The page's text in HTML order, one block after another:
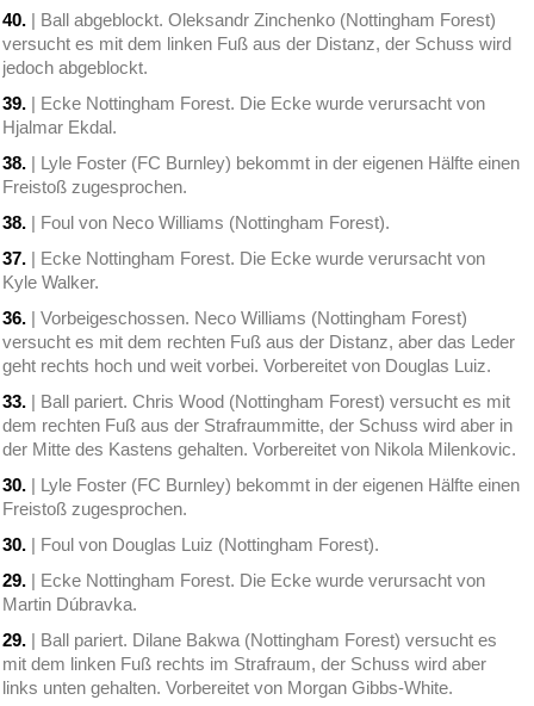
40. | Ball abgeblockt. Oleksandr Zinchenko (Nottingham Forest)
versucht es mit dem linken Fuß aus der Distanz, der Schuss wird
jedoch abgeblockt.
39. | Ecke Nottingham Forest. Die Ecke wurde verursacht von
Hjalmar Ekdal.
38. | Lyle Foster (FC Burnley) bekommt in der eigenen Hälfte einen
Freistoß zugesprochen.
38. | Foul von Neco Williams (Nottingham Forest).
37. | Ecke Nottingham Forest. Die Ecke wurde verursacht von
Kyle Walker.
36. | Vorbeigeschossen. Neco Williams (Nottingham Forest)
versucht es mit dem rechten Fuß aus der Distanz, aber das Leder
geht rechts hoch und weit vorbei. Vorbereitet von Douglas Luiz.
33. | Ball pariert. Chris Wood (Nottingham Forest) versucht es mit
dem rechten Fuß aus der Strafraummitte, der Schuss wird aber in
der Mitte des Kastens gehalten. Vorbereitet von Nikola Milenkovic.
30. | Lyle Foster (FC Burnley) bekommt in der eigenen Hälfte einen
Freistoß zugesprochen.
30. | Foul von Douglas Luiz (Nottingham Forest).
29. | Ecke Nottingham Forest. Die Ecke wurde verursacht von
Martin Dúbravka.
29. | Ball pariert. Dilane Bakwa (Nottingham Forest) versucht es
mit dem linken Fuß rechts im Strafraum, der Schuss wird aber
links unten gehalten. Vorbereitet von Morgan Gibbs-White.